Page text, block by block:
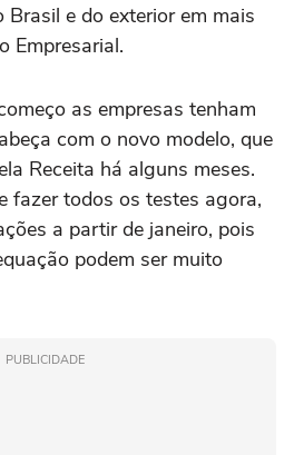
Brasil e do exterior em mais
Empresarial.
as empresas tenham
com o novo modelo, que
Receita há alguns meses.
fazer todos os testes agora,
a partir de janeiro, pois
podem ser muito
PUBLICIDADE